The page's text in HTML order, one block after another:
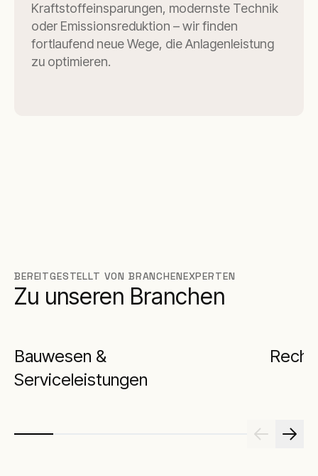
Kraftstoffeinsparungen, modernste Technik
oder Emissionsreduktion – wir finden
fortlaufend neue Wege, die Anlagenleistung
zu optimieren.
BEREITGESTELLT VON BRANCHENEXPERTEN
Zu unseren Branchen
Bauwesen &
Serviceleistungen